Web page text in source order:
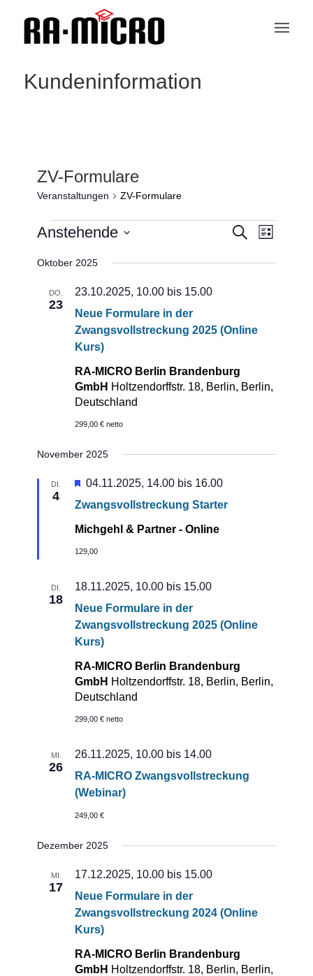
Kundeninformation
ZV-Formulare
Veranstaltungen ZV-Formulare
Veranstaltungen
Veranstaltungen
Such-
SucheAnsichten-
Liste
Anstehende
Oktober 2025
DO.
23
Neue Formulare in der
Zwangsvollstreckung 2025 (Online
Kurs)
23.10.2025, 10.00 bis 15.00
RA-MICRO Berlin Brandenburg
GmbH Holtzendorffstr. 18, Berlin, Berlin,
Deutschland
299,00 € netto
November 2025
DI.
4
Zwangsvollstreckung Starter
Hervorgehoben
04.11.2025, 14.00 bis 16.00
Michgehl & Partner - Online
129,00
DI.
18
Neue Formulare in der
Zwangsvollstreckung 2025 (Online
Kurs)
18.11.2025, 10.00 bis 15.00
RA-MICRO Berlin Brandenburg
GmbH Holtzendorffstr. 18, Berlin, Berlin,
Deutschland
299,00 € netto
MI.
26
RA-MICRO Zwangsvollstreckung
(Webinar)
26.11.2025, 10.00 bis 14.00
249,00 €
Dezember 2025
MI.
17
Neue Formulare in der
Zwangsvollstreckung 2024 (Online
Kurs)
17.12.2025, 10.00 bis 15.00
RA-MICRO Berlin Brandenburg
GmbH Holtzendorffstr. 18, Berlin, Berlin,